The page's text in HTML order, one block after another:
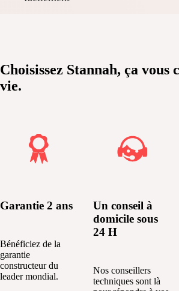
Choisissez Stannah, ça vous
vie.
Garantie 2 ans
Bénéficiez de la
garantie
constructeur du
leader mondial.
Un conseil à
domicile sous
24 H
Nos conseillers
techniques sont là